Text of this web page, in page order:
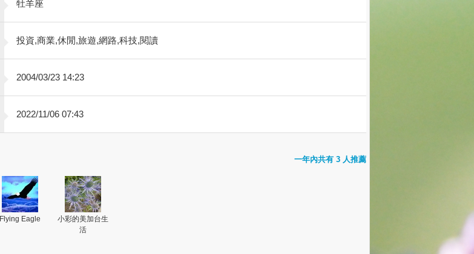
牡羊座
投資,商業,休閒,旅遊,網路,科技,閱讀
2004/03/23 14:23
2022/11/06 07:43
一年內共有 3 人推薦
Flying Eagle
小彩的美加台生
活